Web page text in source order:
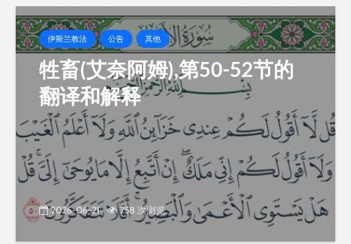
伊斯兰教法 公告 其他
牲畜(艾奈阿姆),第50-52节的
翻译和解释
2026-06-21 758 次浏览